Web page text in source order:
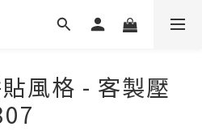
風格 - 客製壓